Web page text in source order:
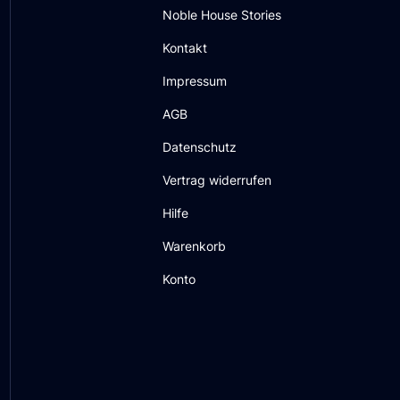
Noble House Stories
Kontakt
Impressum
AGB
Datenschutz
Vertrag widerrufen
Hilfe
Warenkorb
Konto